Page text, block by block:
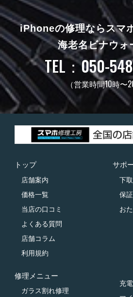
iPhoneの修理ならスマ
海老名ビナウォ
TEL：050-
（営業時間10時〜
トップ
店舗案内
価格一覧
当店の口コミ
よくある質問
店舗コラム
利用規約
サポ
下
保
お
修理メニュー
ガラス割れ修理
充